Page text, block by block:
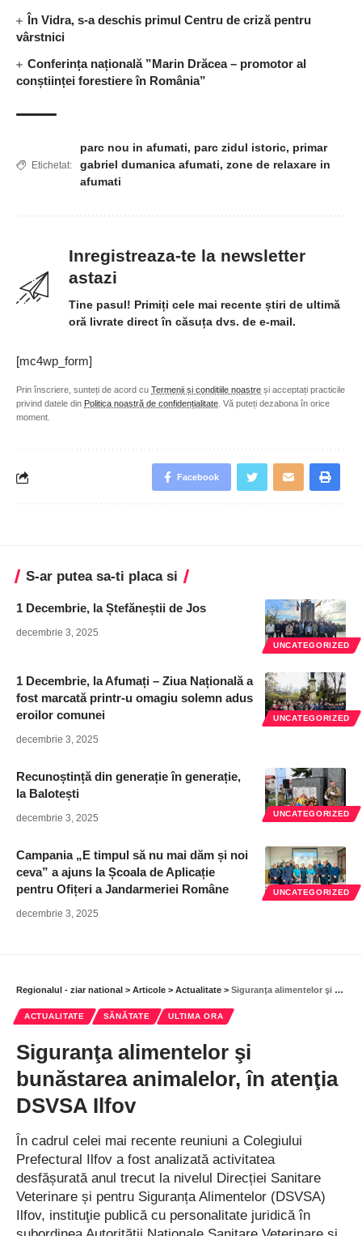
În Vidra, s-a deschis primul Centru de criză pentru
vârstnici
Conferința națională ”Marin Drăcea – promotor al
conștiinței forestiere în România”
Etichetat:
parc nou in afumati, parc zidul istoric, primar
gabriel dumanica afumati, zone de relaxare in
afumati
Inregistreaza-te la newsletter
astazi
Tine pasul! Primiți cele mai recente știri de ultimă
oră livrate direct în căsuța dvs. de e-mail.
[mc4wp_form]
Prin înscriere, sunteți de acord cu Termenii și condițiile noastre și acceptați practicile
privind datele din Politica noastră de confidențialitate . Vă puteți dezabona în orice
moment.
Facebook
S-ar putea sa-ti placa si
UNCATEGORIZED
1 Decembrie, la Ștefăneștii de Jos
decembrie 3, 2025
UNCATEGORIZED
1 Decembrie, la Afumați – Ziua Națională a
fost marcată printr-u omagiu solemn adus
eroilor comunei
decembrie 3, 2025
UNCATEGORIZED
Recunoștință din generație în generație,
la Balotești
decembrie 3, 2025
UNCATEGORIZED
Campania „E timpul să nu mai dăm și noi
ceva” a ajuns la Școala de Aplicație
pentru Ofițeri a Jandarmeriei Române
decembrie 3, 2025
Regionalul - ziar national > Articole > Actualitate > Siguranţa alimentelor şi bunăstarea animalelor, în atenţia DSVSA Ilfov
ACTUALITATE SĂNĂTATE ULTIMA ORA
Siguranţa alimentelor şi
bunăstarea animalelor, în atenţia
DSVSA Ilfov
În cadrul celei mai recente reuniuni a Colegiului
Prefectural Ilfov a fost analizată activitatea
desfășurată anul trecut la nivelul Direcției Sanitare
Veterinare și pentru Siguranța Alimentelor (DSVSA)
Ilfov, instituţie publică cu personalitate juridică în